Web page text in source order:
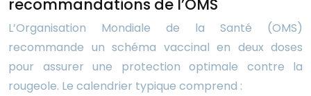
recommandations de l’OMS
L’Organisation Mondiale de la Santé (OMS)
recommande un schéma vaccinal en deux doses
pour assurer une protection optimale contre la
rougeole. Le calendrier typique comprend :